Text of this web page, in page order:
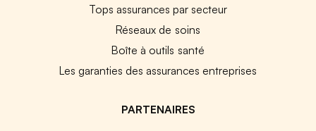
Tops assurances par secteur
Réseaux de soins
Boîte à outils santé
Les garanties des assurances entreprises
PARTENAIRES